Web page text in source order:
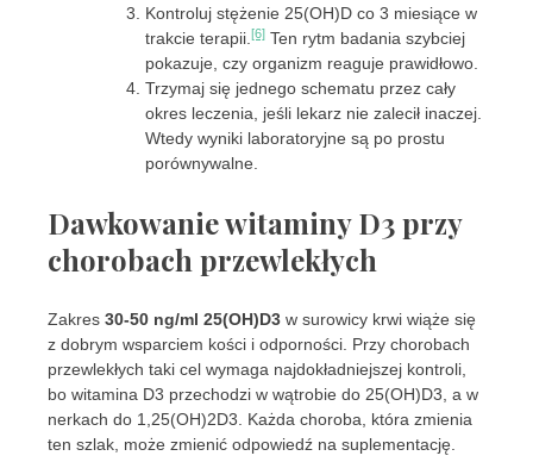
Kontroluj stężenie 25(OH)D co 3 miesiące w
trakcie terapii. [6] Ten rytm badania szybciej
pokazuje, czy organizm reaguje prawidłowo.
Trzymaj się jednego schematu przez cały
okres leczenia, jeśli lekarz nie zalecił inaczej.
Wtedy wyniki laboratoryjne są po prostu
porównywalne.
Dawkowanie witaminy D3 przy
chorobach przewlekłych
Zakres 30-50 ng/ml 25(OH)D3 w surowicy krwi wiąże się
z dobrym wsparciem kości i odporności. Przy chorobach
przewlekłych taki cel wymaga najdokładniejszej kontroli,
bo witamina D3 przechodzi w wątrobie do 25(OH)D3, a w
nerkach do 1,25(OH)2D3. Każda choroba, która zmienia
ten szlak, może zmienić odpowiedź na suplementację.